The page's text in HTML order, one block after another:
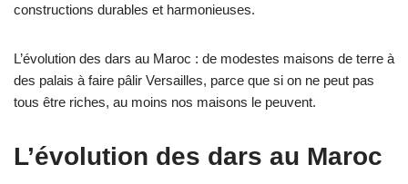
constructions durables et harmonieuses.
L’évolution des dars au Maroc : de modestes maisons de terre à
des palais à faire pâlir Versailles, parce que si on ne peut pas
tous être riches, au moins nos maisons le peuvent.
L’évolution des dars au Maroc